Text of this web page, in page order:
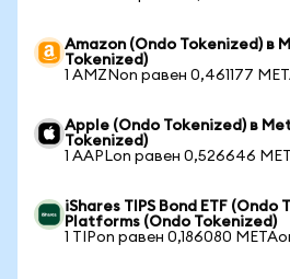
Amazon (Ondo Tokenized) в
Tokenized)
1 AMZNon равен 0,461177
Apple (Ondo Tokenized) в
Tokenized)
1 AAPLon равен 0,526646
iShares TIPS Bond ETF (Ondo
Platforms (Ondo Tokenized)
1 TIPon равен 0,186080